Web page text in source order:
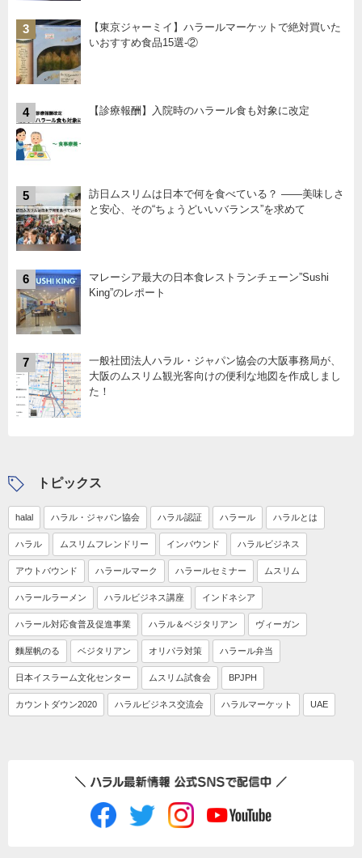
3
【東京ジャーミイ】ハラールマーケットで絶対買いた
いおすすめ食品15選-②
4 【診療報酬】入院時のハラール食も対象に改定
5
訪日ムスリムは日本で何を食べている？ ――美味しさ
と安心、その“ちょうどいいバランス”を求めて
6
マレーシア最大の日本食レストランチェーン”Sushi
King”のレポート
7
一般社団法人ハラル・ジャパン協会の大阪事務局が、
大阪のムスリム観光客向けの便利な地図を作成しまし
た！
トピックス
halal ハラル・ジャパン協会 ハラル認証 ハラール ハラルとは
ハラル ムスリムフレンドリー インバウンド ハラルビジネス
アウトバウンド ハラールマーク ハラールセミナー ムスリム
ハラールラーメン ハラルビジネス講座 インドネシア
ハラール対応食普及促進事業 ハラル＆ベジタリアン ヴィーガン
麵屋帆のる ベジタリアン オリパラ対策 ハラール弁当
日本イスラーム文化センター ムスリム試食会 BPJPH
カウントダウン2020 ハラルビジネス交流会 ハラルマーケット UAE